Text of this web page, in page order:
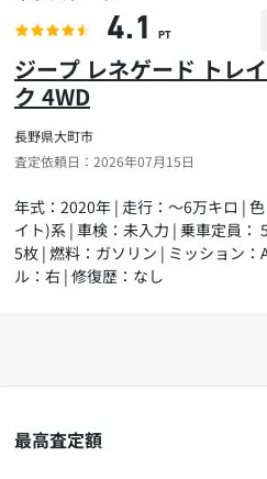
長野県大町市
査定依頼日：2026年07月15日
ジープ レネゲード トレ
ク 4WD
年式：2020年 | 走行：～6万キロ |
イト)系 | 車検：未入力 | 乗車定員：
5枚 | 燃料：ガソリン | ミッション：
ル：右 | 修復歴：なし
4.1 PT
最高査定額